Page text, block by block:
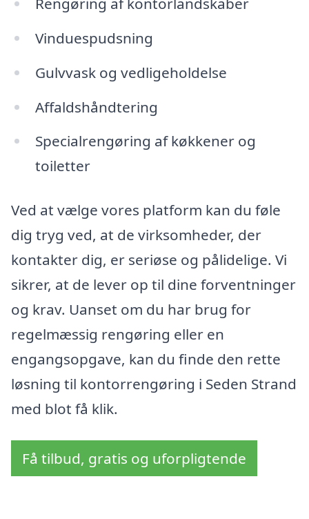
Vinduespudsning
Gulvvask og vedligeholdelse
Affaldshåndtering
Specialrengøring af køkkener og
toiletter
Ved at vælge vores platform kan du føle
dig tryg ved, at de virksomheder, der
kontakter dig, er seriøse og pålidelige. Vi
sikrer, at de lever op til dine forventninger
og krav. Uanset om du har brug for
regelmæssig rengøring eller en
engangsopgave, kan du finde den rette
løsning til kontorrengøring i Seden Strand
med blot få klik.
Få tilbud, gratis og uforpligtende